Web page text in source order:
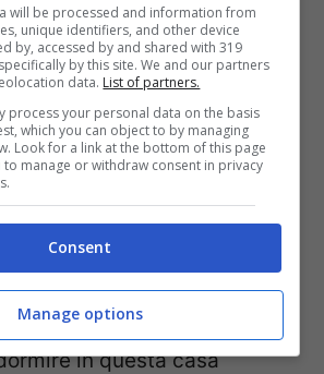
di scopa e candele”.
si aggiudicheranno il
potranno mettersi alla prova
fare un giro nei
e godersi la proiezione
Pocus 2.
un solo giorno
perché se siete
in questa casa
will be processed and information from
unique identifiers, and other device
by, accessed by and shared with 319
by this site. We and our partners
data. List of partners.
process your personal data on the basis
which you can object to by managing
Look for a link at the bottom of this page
to manage or withdraw consent in privacy
Consent
Manage options